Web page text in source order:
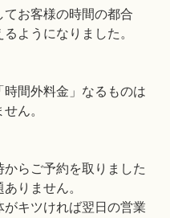
てお客様の時間の都合
ようになりました。
時間外料金」なるものは
ん。
からご予約を取りました
りません。
がキツければ翌日の営業